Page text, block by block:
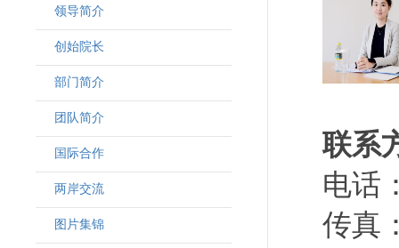
领导简介
· 韩晶磊副院长
· 周勇副院长
· 林勇新副院长
创始院长
部门简介
团队简介
· 客座教授
· 访问学者
国际合作
两岸交流
图片集锦
联系
电话
传真